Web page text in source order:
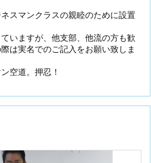
スマンクラスの親睦のために設置
いますが、他支部、他流の方も歓
は実名でのご記入をお願い致しま
空道。押忍！